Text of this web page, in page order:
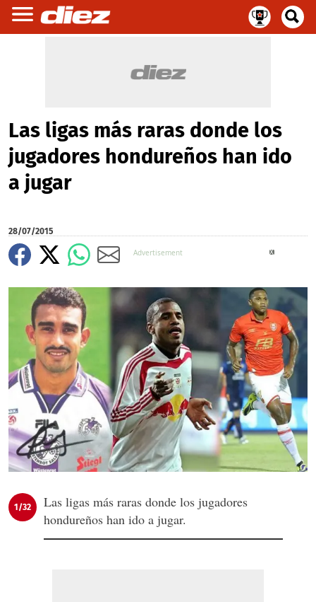
Las ligas más raras donde los
jugadores hondureños han ido
a jugar
28/07/2015
1/32
Las ligas más raras donde los jugadores
hondureños han ido a jugar.
X